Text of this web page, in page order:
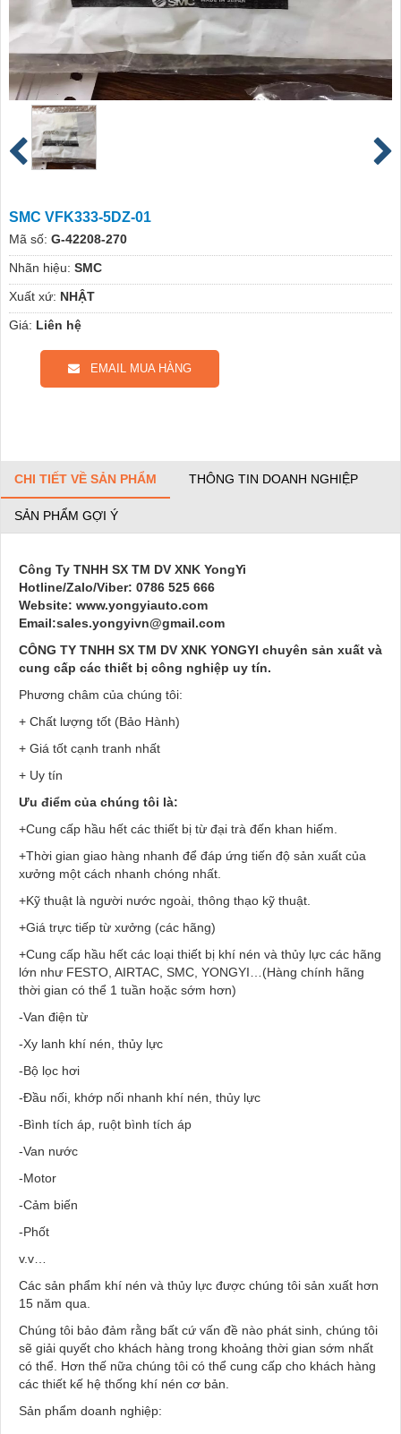
SMC VFK333-5DZ-01
Mã số: G-42208-270
Nhãn hiệu: SMC
Xuất xứ: NHẬT
Giá: Liên hệ
EMAIL MUA HÀNG
CHI TIẾT VỀ SẢN PHẨM THÔNG TIN DOANH NGHIỆP
SẢN PHẨM GỢI Ý
Công Ty TNHH SX TM DV XNK YongYi
Hotline/Zalo/Viber: 0786 525 666
Website: www.yongyiauto.com
Email:sales.yongyivn@gmail.com
CÔNG TY TNHH SX TM DV XNK YONGYI chuyên sản xuất và
cung cấp các thiết bị công nghiệp uy tín.
Phương châm của chúng tôi:
+ Chất lượng tốt (Bảo Hành)
+ Giá tốt cạnh tranh nhất
+ Uy tín
Ưu điểm của chúng tôi là:
+Cung cấp hầu hết các thiết bị từ đại trà đến khan hiếm.
+Thời gian giao hàng nhanh để đáp ứng tiến độ sản xuất của
xưởng một cách nhanh chóng nhất.
+Kỹ thuật là người nước ngoài, thông thạo kỹ thuật.
+Giá trực tiếp từ xưởng (các hãng)
+Cung cấp hầu hết các loại thiết bị khí nén và thủy lực các hãng
lớn như FESTO, AIRTAC, SMC, YONGYI…(Hàng chính hãng
thời gian có thể 1 tuần hoặc sớm hơn)
-Van điện từ
-Xy lanh khí nén, thủy lực
-Bộ lọc hơi
-Đầu nối, khớp nối nhanh khí nén, thủy lực
-Bình tích áp, ruột bình tích áp
-Van nước
-Motor
-Cảm biến
-Phốt
v.v…
Các sản phẩm khí nén và thủy lực được chúng tôi sản xuất hơn
15 năm qua.
Chúng tôi bảo đảm rằng bất cứ vấn đề nào phát sinh, chúng tôi
sẽ giải quyết cho khách hàng trong khoảng thời gian sớm nhất
có thể. Hơn thế nữa chúng tôi có thể cung cấp cho khách hàng
các thiết kế hệ thống khí nén cơ bản.
Sản phẩm doanh nghiệp: